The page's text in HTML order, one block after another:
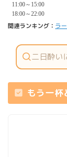
関連ランキング： ラ
もう一杯